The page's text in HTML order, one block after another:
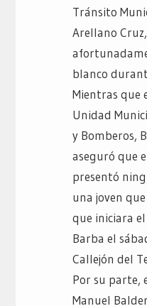
Tránsito
Arellano
blanco
Mientras que
Unidad
y Bomberos,
aseguró que
presentó
una joven
que iniciara
Barba el
Callejón del
Por su parte,
Manuel